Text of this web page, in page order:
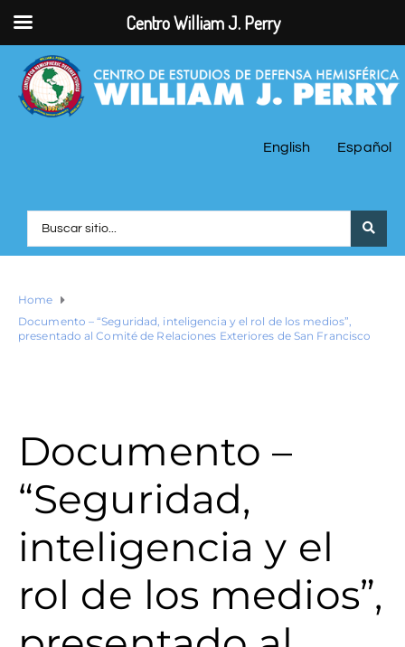
English Español
Home
Documento – “Seguridad, inteligencia y el rol de los medios”,
presentado al Comité de Relaciones Exteriores de San Francisco
Documento –
“Seguridad,
inteligencia y el
rol de los medios”,
Centro William J. Perry